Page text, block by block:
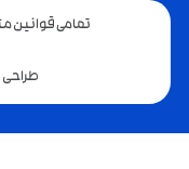
تمامی قوانین